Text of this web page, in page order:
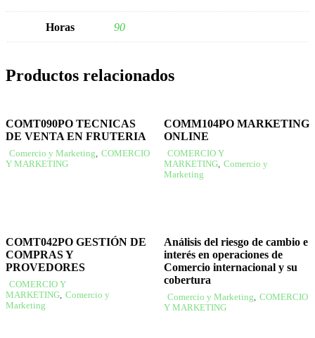
Horas 90
Productos relacionados
COMT090PO TECNICAS
DE VENTA EN FRUTERIA
Comercio y Marketing
COMERCIO
Y MARKETING
COMM104PO MARKETING
ONLINE
COMERCIO Y
MARKETING, Comercio y
Marketing
COMT042PO GESTIÓN DE
COMPRAS Y
PROVEDORES
COMERCIO Y
MARKETING Comercio y
Marketing
Análisis del riesgo de cambio e
interés en operaciones de
Comercio internacional y su
cobertura
Comercio y Marketing
COMERCIO
Y MARKETING